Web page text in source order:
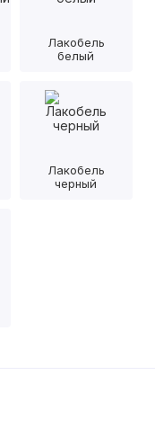
Лакобель
белый
Лакобель
черный